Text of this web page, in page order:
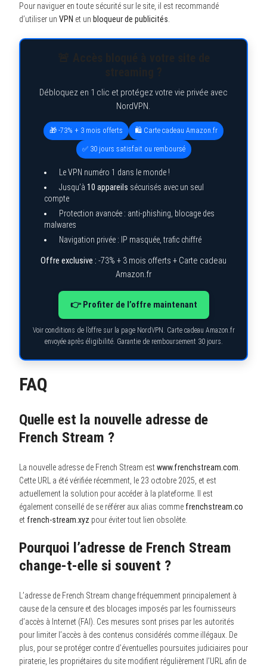
Pour naviguer en toute sécurité sur le site, il est recommandé
d’utiliser un VPN et un bloqueur de publicités
Débloquez en 1 clic et protégez votre vie privée avec
NordVPN.
🎁 -73% + 3 mois offerts 🛍️ Carte cadeau Amazon.fr
✅ 30 jours satisfait ou remboursé
Le VPN numéro 1 dans le monde !
Jusqu’à 10 appareils sécurisés avec un seul
compte
Protection avancée : anti-phishing, blocage des
malwares
Navigation privée : IP masquée, trafic chiffré
Offre exclusive : -73% + 3 mois offerts + Carte cadeau
Amazon.fr
👉 Profiter de l’offre maintenant
Voir conditions de l’offre sur la page NordVPN. Carte cadeau Amazon.fr
envoyée après éligibilité. Garantie de remboursement 30 jours.
FAQ
Quelle est la nouvelle adresse de
French Stream ?
La nouvelle adresse de French Stream estwww.frenchstream.com
Cette URL a été vérifiée récemment, le 23 octobre 2025, et est
actuellement la solution pour accéder à la plateforme. Il est
également conseillé de se référer aux alias comme frenchstream.co
et french-stream.xyz pour éviter tout lien obsolète.
Pourquoi l’adresse de French Stream
change-t-elle si souvent ?
L’adresse de French Stream change fréquemment principalement à
cause de la censure et des blocages imposés par les fournisseurs
d’accès à Internet (FAI). Ces mesures sont prises par les autorités
pour limiter l’accès à des contenus considérés comme illégaux. De
plus, pour se protéger contre d’éventuelles poursuites judiciaires pour
piraterie, les propriétaires du site modifient régulièrement l’URL afin de